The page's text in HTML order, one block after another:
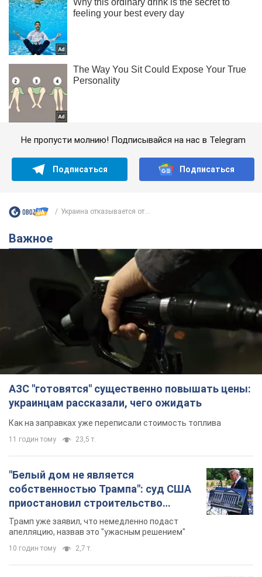
Не пропусти молнию! Подписывайся на нас в Telegram
Подписаться Подписаться
Украина отказывается от...
Важное
АЗС "готовятся" существенно повышать цены:
украинцам рассказали, чего ожидать
Как на заправках уже переписали стоимость топлива
11 годин тому 23,5 т.
"Белый дом не является
собственностью Трампа": суд США
приостановил строительство
бального зала стоимостью 400 млн
долларов
Трамп уже заявил, что немедленно подаст
апелляцию, назвав это "ужасным решением"
10 годин тому 2,7 т.